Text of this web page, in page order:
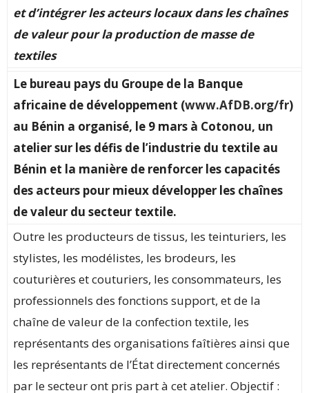
et d’intégrer les acteurs locaux dans les chaînes
de valeur pour la production de masse de
textiles
Le bureau pays du Groupe de la Banque
africaine de développement (www.AfDB.org/fr)
au Bénin a organisé, le 9 mars à Cotonou, un
atelier sur les défis de l’industrie du textile au
Bénin et la manière de renforcer les capacités
des acteurs pour mieux développer les chaînes
de valeur du secteur textile.
Outre les producteurs de tissus, les teinturiers, les
stylistes, les modélistes, les brodeurs, les
couturières et couturiers, les consommateurs, les
professionnels des fonctions support, et de la
chaîne de valeur de la confection textile, les
représentants des organisations faîtières ainsi que
les représentants de l’État directement concernés
par le secteur ont pris part à cet atelier. Objectif :